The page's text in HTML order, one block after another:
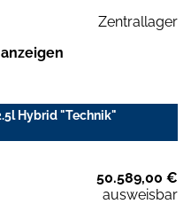
Zentrallager
Hybrid "Technik"
50.589,00 €
ausweisbar